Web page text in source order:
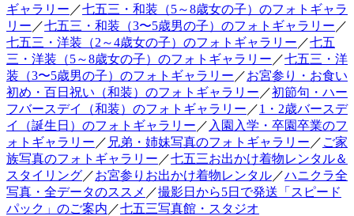
ギャラリー ／七五三・和装（5～8歳女の子）のフォトギャラ
リー ／七五三・和装（3〜5歳男の子）のフォトギャラリー ／
七五三・洋装（2～4歳女の子）のフォトギャラリー ／七五
三・洋装（5～8歳女の子）のフォトギャラリー ／七五三・洋
装（3〜5歳男の子）のフォトギャラリー ／お宮参り・お食い
初め・百日祝い（和装）のフォトギャラリー ／初節句・ハー
フバースデイ（和装）のフォトギャラリー ／1・2歳バースデ
イ（誕生日）のフォトギャラリー ／ 入園入学・卒園卒業のフ
ォトギャラリー ／ 兄弟・姉妹写真のフォトギャラリー ／ ご家
族写真のフォトギャラリー ／七五三お出かけ着物レンタル＆
スタイリング／お宮参りお出かけ着物レンタル／ハニクラ全
写真・全データのススメ ／撮影日から5日で発送「スピード
パック」のご案内 ／七五三写真館・スタジオ